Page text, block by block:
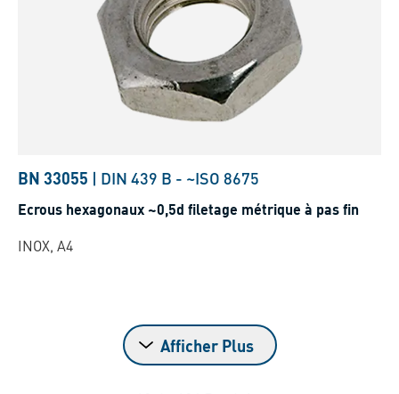
BN 33055 | DIN 439 B - ~ISO 8675
Ecrous hexagonaux ~0,5d filetage métrique à pas fin
INOX, A4
Afficher Plus